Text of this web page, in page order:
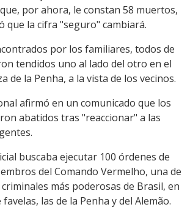
por ahora, le constan 58 muertos,
que la cifra "seguro" cambiará.
por los familiares, todos de
tendidos uno al lado del otro en el
de la Penha, a la vista de los vecinos.
afirmó en un comunicado que los
abatidos tras "reaccionar" a las
buscaba ejecutar 100 órdenes de
del Comando Vermelho, una de
más poderosas de Brasil, en
las de la Penha y del Alemão.